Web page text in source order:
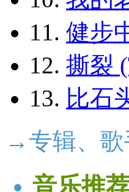
11. 健步
12. 撕裂
13. 比石
→专辑、
音乐推